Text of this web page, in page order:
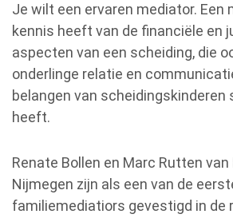
Je wilt een ervaren mediator. Een
kennis heeft van de financiële en
aspecten van een scheiding, die
onderlinge relatie en
belangen van scheidingskinderen
heeft.
Renate Bollen en Marc Rutten van
Nijmegen zijn als een van de
familiemediatiors gevestigd in de